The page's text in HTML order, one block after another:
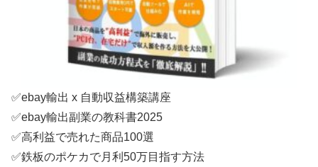
✅ebay輸出 x 自動収益構築講座
✅ebay輸出副業の教科書2025
✅高利益で売れた商品100選
✅鉄板のポケカで月利50万目指す方法